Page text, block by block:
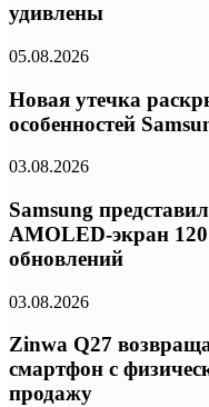
удивлены
05.08.2026
Новая утечка
особенностей
03.08.2026
Samsung
AMOLED-экран
обновлений
03.08.2026
Zinwa Q27
смартфон с
продажу